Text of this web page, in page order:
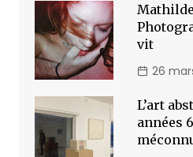
vit
26
L’art
années